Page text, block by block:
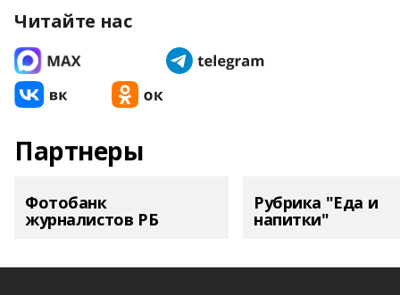
Читайте нас
Партнеры
Фотобанк
журналистов РБ
Рубрика "Еда и
напитки"